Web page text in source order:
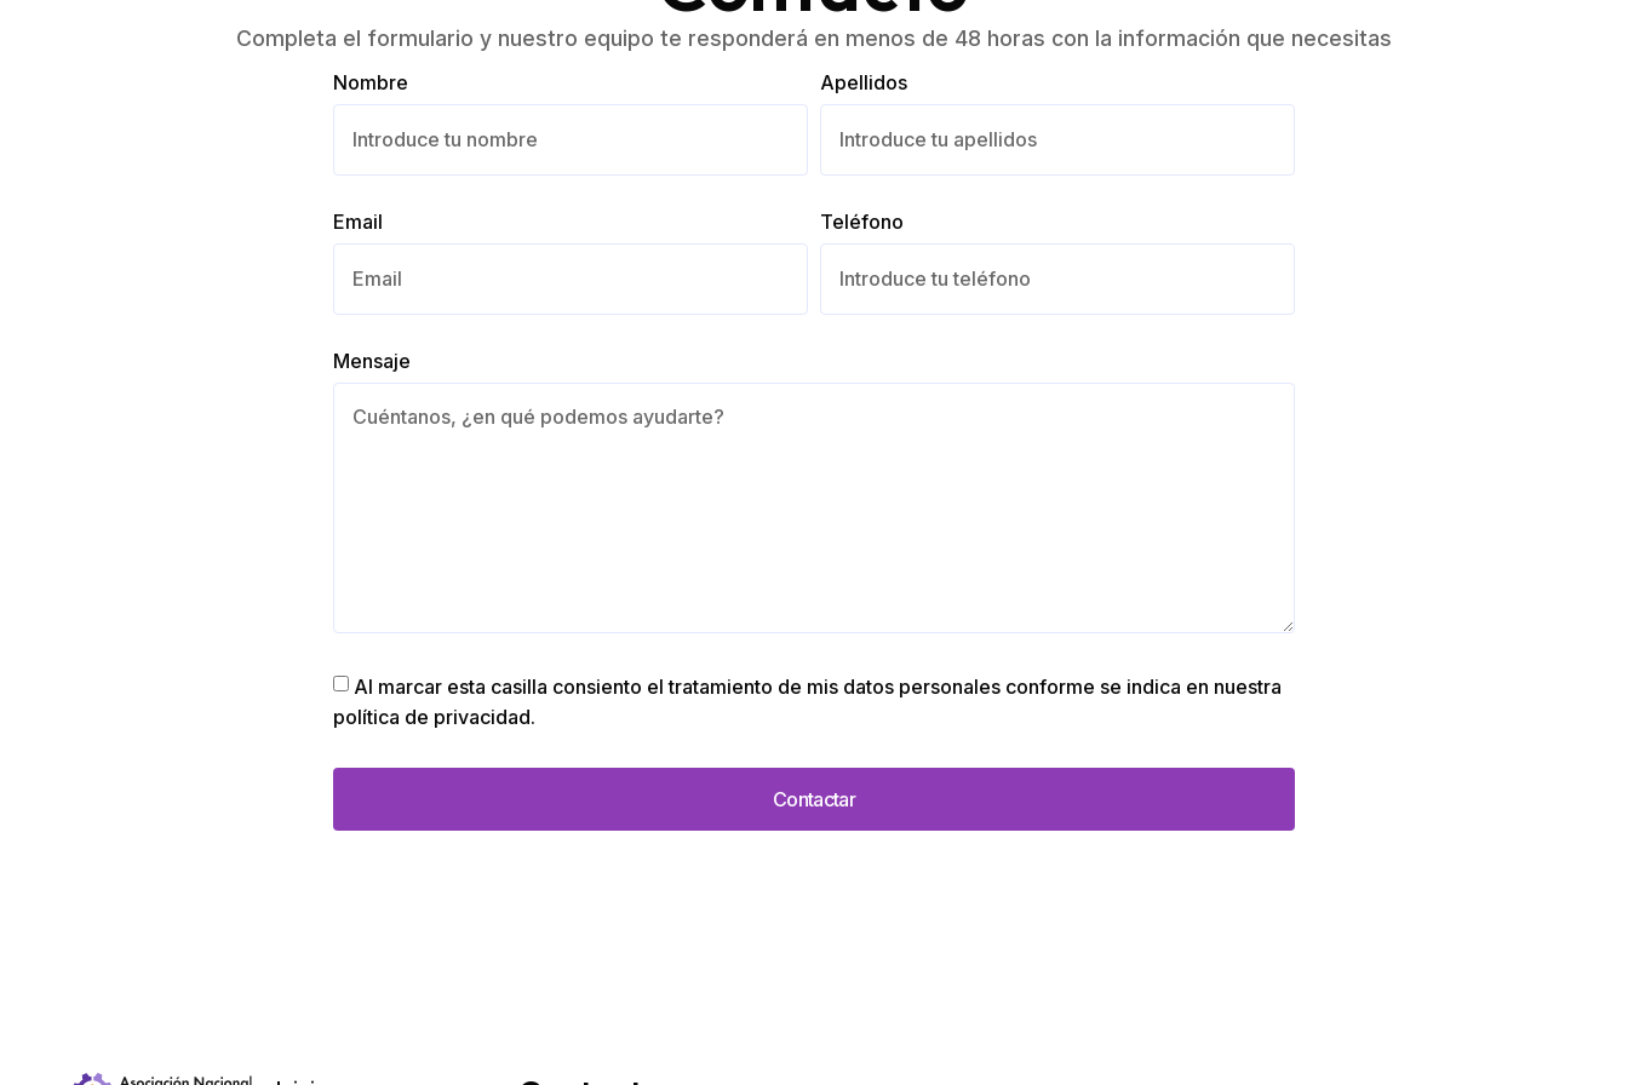
Completa el formulario y nuestro equipo te responderá en menos de 48 horas con la información que necesitas
Nombre Apellidos
Email Teléfono
Mensaje
Al marcar esta casilla consiento el tratamiento de mis datos personales conforme se indica en nuestra
política de privacidad.
Contactar